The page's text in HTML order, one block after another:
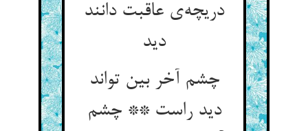
دریچه‌‌ی عاقبت دانند
دید
چشم آخر بین تواند
دید راست ** چشم